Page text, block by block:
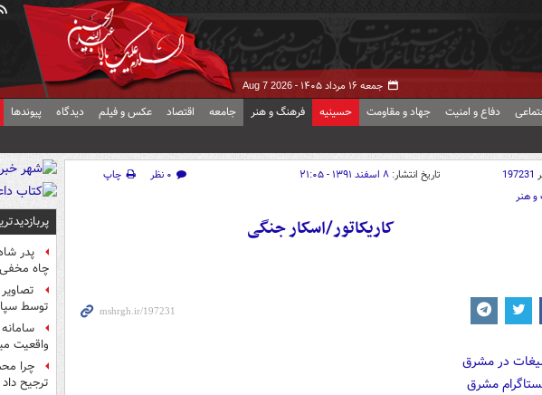
جمعه ۱۶ مرداد ۱۴۰۵ - Aug 7 2026
دفاع و امنیت جهاد و مقاومت حسینیه فرهنگ و هنر جامعه اقتصاد عکس و فیلم دیدگاه پیوندها
197231 تاریخ انتشار: ۸ اسفند ۱۳۹۱ - ۲۱:۰۵ ۰ نظر
چاپ
هنر
کاریکاتور/اسکار جنگی
پدر
چاه
توسط
واقعیت
چرا
ترجیح داد